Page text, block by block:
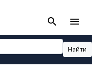
search menu
Найти